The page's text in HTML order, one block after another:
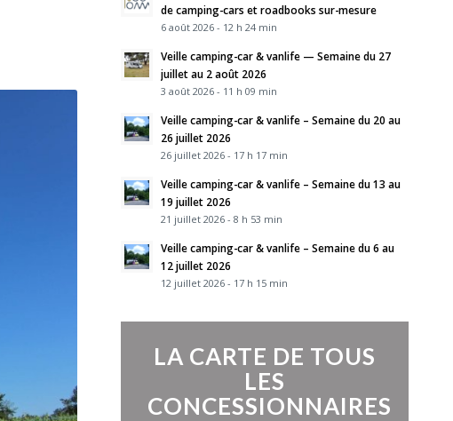
de camping-cars et roadbooks sur-mesure
6 août 2026 - 12 h 24 min
Veille camping-car & vanlife — Semaine du 27
juillet au 2 août 2026
3 août 2026 - 11 h 09 min
Veille camping-car & vanlife – Semaine du 20 au
26 juillet 2026
26 juillet 2026 - 17 h 17 min
Veille camping-car & vanlife – Semaine du 13 au
19 juillet 2026
21 juillet 2026 - 8 h 53 min
Veille camping-car & vanlife – Semaine du 6 au
12 juillet 2026
12 juillet 2026 - 17 h 15 min
LA CARTE DE TOUS
LES
CONCESSIONNAIRES